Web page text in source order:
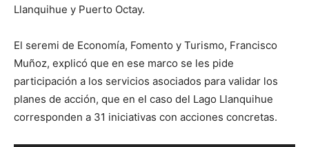
Llanquihue y Puerto Octay.
El seremi de Economía, Fomento y Turismo, Francisco
Muñoz, explicó que en ese marco se les pide
participación a los servicios asociados para validar los
planes de acción, que en el caso del Lago Llanquihue
corresponden a 31 iniciativas con acciones concretas.